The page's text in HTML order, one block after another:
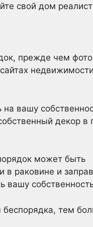
свой дом
прежде чем
на вашу
декор в
может быть
раковине и
вашу
тем